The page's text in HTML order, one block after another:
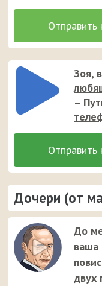
Зоя,
–
Дочери (от
До
ваша
двух